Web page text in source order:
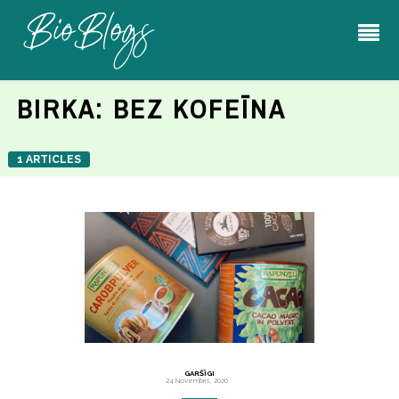
BIRKA: BEZ KOFEĪNA
1 ARTICLES
GARŠĪGI
24 Novembris, 2020